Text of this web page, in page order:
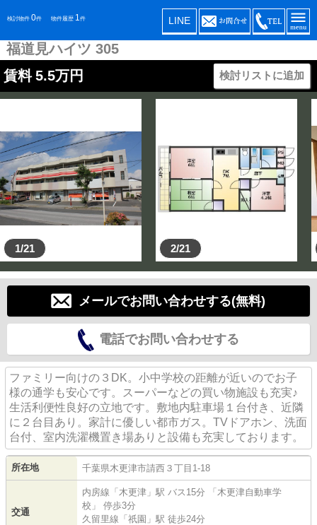
検討物件 0件 物件履歴 1件 LINE
福道見ハイツ 305
賃料 5.5万円 検討リストに追加
1/21 2/21
メールでお問い合わせする(無料)
電話でお問い合わせする
ファミリー向けの３DK。小中学校の距離が近いのでお子
様の通学も安心です。スーパーなどの買い物施設も充実♪
生活利便性良好の立地です。敷地内駐車場１台付き、近隣
に２台目あり。家計に優しい都市ガス。TVドアホン、洗面
台付、室内洗濯機置き場ありと設備も充実しております。
所在地 千葉県木更津市請西 ３丁目1-18
交通
内房線 「 木更津 」駅 バス15分 「木更津自動車学
校」 停歩3分
久留里線 「 祇園 」駅 徒歩24分